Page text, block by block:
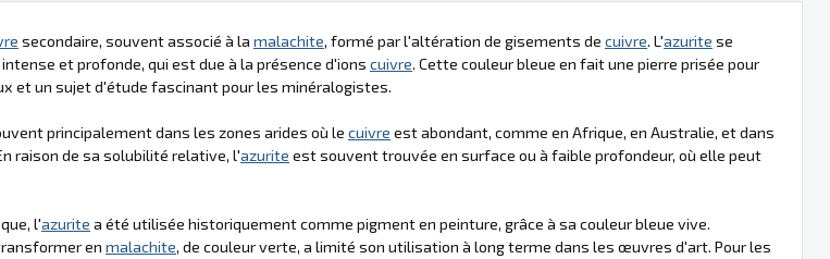
secondaire, souvent associé à la malachite, formé par l'altération de gisements de cuivre. L'azurite se
et profonde, qui est due à la présence d'ions cuivre. Cette couleur bleue en fait une pierre prisée pour
et un sujet d'étude fascinant pour les minéralogistes.
principalement dans les zones arides où le cuivre est abondant, comme en Afrique, en Australie, et dans
raison de sa solubilité relative, l'azurite est souvent trouvée en surface ou à faible profondeur, où elle peut
l'azurite a été utilisée historiquement comme pigment en peinture, grâce à sa couleur bleue vive.
en malachite, de couleur verte, a limité son utilisation à long terme dans les œuvres d'art. Pour les